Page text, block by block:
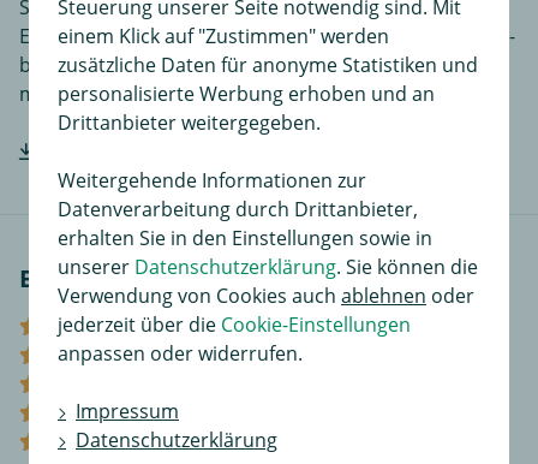
Sprachen, je nach Artikel noch ergänzende
Einbauhilfen und zusätzliches Bildmaterial das den Ein-
bzw. Anbau des Produktes für Sie noch einfacher
macht.
Bewertungen
(0)
Steuerung unserer Seite notwendig sind. Mit
einem Klick auf "Zustimmen" werden
zusätzliche Daten für anonyme Statistiken und
personalisierte Werbung erhoben und an
Drittanbieter weitergegeben.
Weitergehende Informationen zur
Datenverarbeitung durch Drittanbieter,
erhalten Sie in den Einstellungen sowie in
unserer Datenschutzerklärung. Sie können die
Verwendung von Cookies auch ablehnen oder
jederzeit über die Cookie-Einstellungen
anpassen oder widerrufen.
Impressum
Datenschutzerklärung